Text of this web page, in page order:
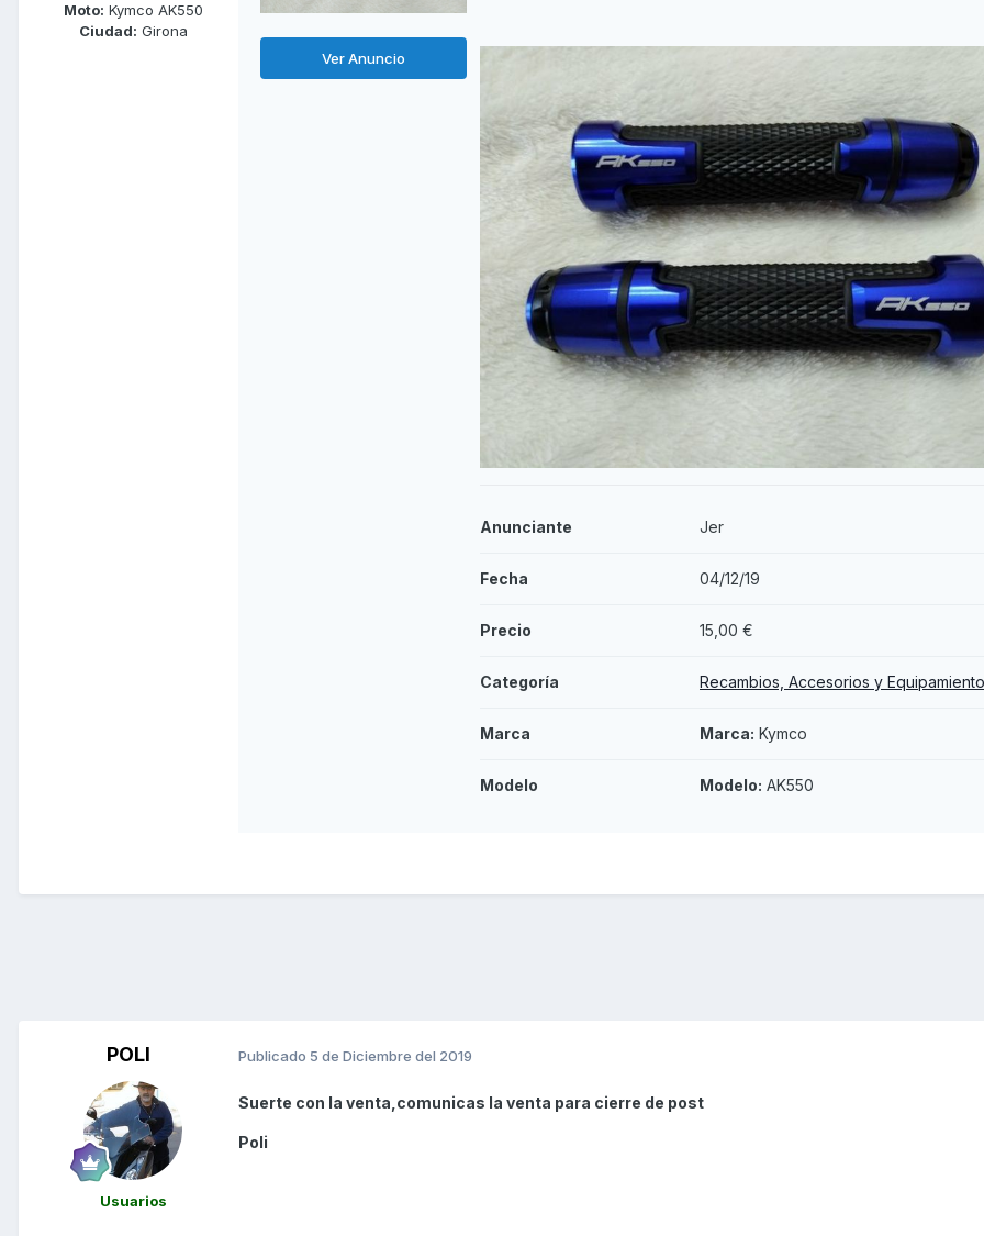
Moto: Kymco AK550
Ciudad: Girona
Ver Anuncio
Anunciante Jer
Fecha 04/12/19
Precio 15,00 €
Categoría Recambios, Accesorios y Equipamiento
Marca Marca: Kymco
Modelo Modelo: AK550
POLI
Usuarios
Publicado 5 de Diciembre del 2019
Suerte con la venta,comunicas la venta para cierre de post
Poli